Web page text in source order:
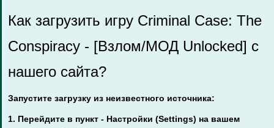
Как загрузить игру Criminal Case: The
Conspiracy - [Взлом/МОД Unlocked] с
нашего сайта?
Запустите загрузку из неизвестного источника:
1. Перейдите в пункт - Настройки (Settings) на вашем